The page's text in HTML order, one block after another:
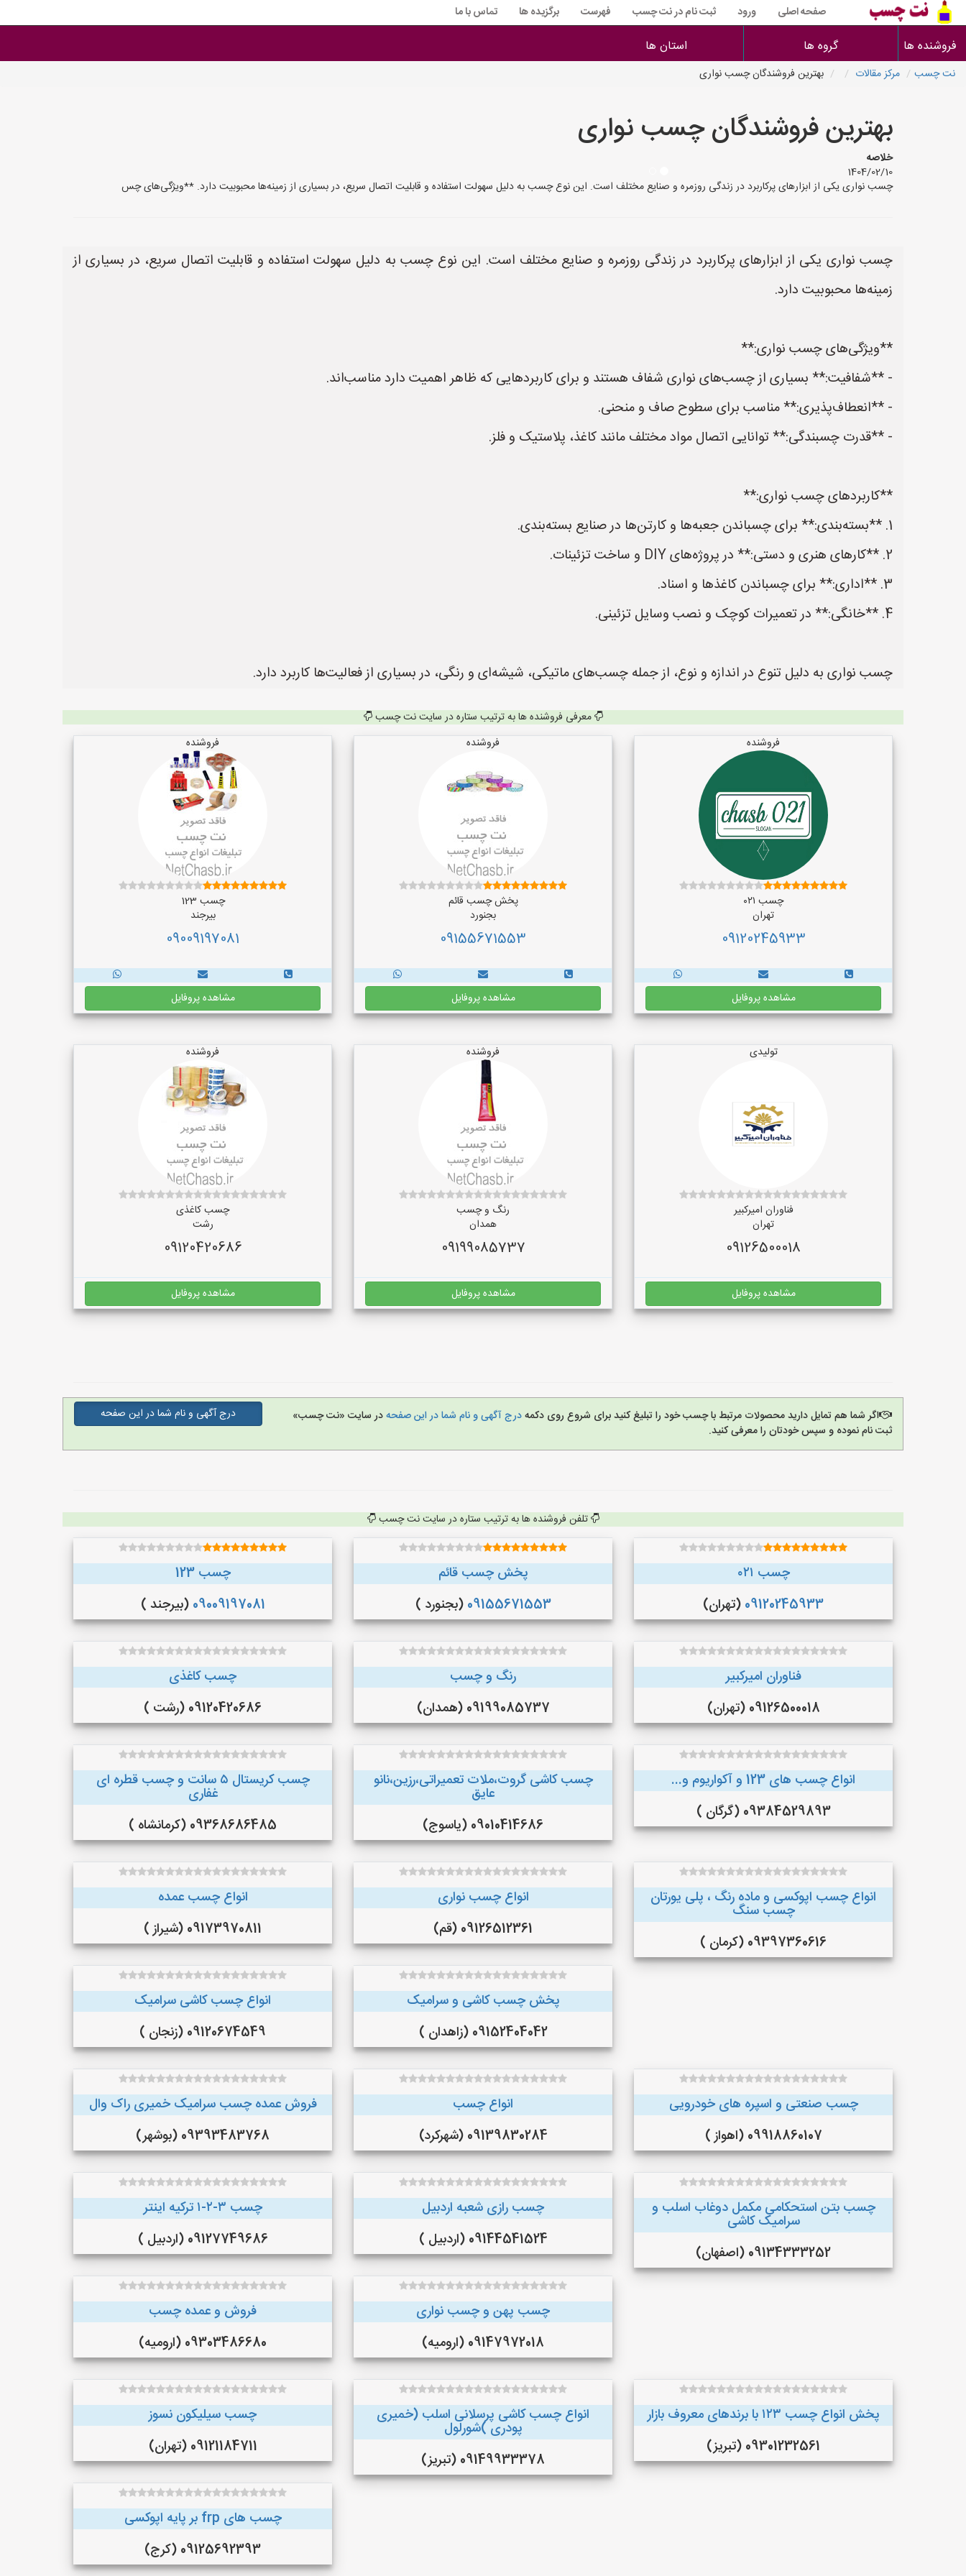
صفحه اصلی ورود ثبت نام در نت چسب فهرست برگزیده ها تماس با ما
فروشنده ها گروه ها استان ها
نت چسب مرکز مقالات بهترین فروشندگان چسب نواری
بهترین فروشندگان چسب نواری
خلاصه
1404/02/10
چسب نواری یکی از ابزارهای پرکاربرد در زندگی روزمره و صنایع مختلف است. این نوع چسب به دلیل سهولت استفاده و قابلیت اتصال سریع، در بسیاری از زمینه‌ها محبوبیت دارد. **ویژگی‌های چس
چسب نواری یکی از ابزارهای پرکاربرد در زندگی روزمره و صنایع مختلف است. این نوع چسب به دلیل سهولت استفاده و قابلیت اتصال سریع، در بسیاری از
زمینه‌ها محبوبیت دارد.
**ویژگی‌های چسب نواری:**
- **شفافیت:** بسیاری از چسب‌های نواری شفاف هستند و برای کاربردهایی که ظاهر اهمیت دارد مناسب‌اند.
- **انعطاف‌پذیری:** مناسب برای سطوح صاف و منحنی.
- **قدرت چسبندگی:** توانایی اتصال مواد مختلف مانند کاغذ، پلاستیک و فلز.
**کاربردهای چسب نواری:**
1. **بسته‌بندی:** برای چسباندن جعبه‌ها و کارتن‌ها در صنایع بسته‌بندی.
2. **کارهای هنری و دستی:** در پروژه‌های DIY و ساخت تزئینات.
3. **اداری:** برای چسباندن کاغذها و اسناد.
4. **خانگی:** در تعمیرات کوچک و نصب وسایل تزئینی.
چسب نواری به دلیل تنوع در اندازه و نوع، از جمله چسب‌های ماتیکی، شیشه‌ای و رنگی، در بسیاری از فعالیت‌ها کاربرد دارد.
معرفی فروشنده ها به ترتیب ستاره در سایت نت چسب
فروشنده
چسب ۰۲۱
تهران
09120245933
مشاهده پروفایل
فروشنده
پخش چسب قائم
بجنورد
09155671553
مشاهده پروفایل
فروشنده
چسب 123
بیرجند
09009197081
مشاهده پروفایل
تولیدی
فناوران امیرکبیر
تهران
09126500018
مشاهده پروفایل
فروشنده
رنگ و چسب
همدان
09199085737
مشاهده پروفایل
فروشنده
چسب کاغذی
رشت
09120420686
مشاهده پروفایل
اگر شما هم تمایل دارید محصولات مرتبط با چسب خود را تبلیغ کنید برای شروع روی دکمهدرج آگهی و نام شما در این صفحهدر سایت «نت چسب»
ثبت نام نموده و سپس خودتان را معرفی کنید.
درج آگهی و نام شما در این صفحه
تلفن فروشنده ها به ترتیب ستاره در سایت نت چسب
چسب ۰۲۱
09120245933 (تهران)
پخش چسب قائم
09155671553 (بجنورد )
چسب 123
09009197081 (بیرجند )
فناوران امیرکبیر
09126500018 (تهران)
رنگ و چسب
09199085737 (همدان)
چسب کاغذی
09120420686 (رشت )
انواع چسب های 123 و آکواریوم و...
09384529893 (گرگان )
چسب کاشی گروت،ملات تعمیراتی،رزین،نانو
عایق
09010414686 (یاسوج)
چسب کریستال ۵ سانت و چسب قطره ای
غفاری
09368686485 (کرمانشاه )
انواع چسب اپوکسی و ماده رنگ ، پلی یورتان
چسب سنگ
09397360616 (کرمان )
انواع چسب نواری
09126512361 (قم)
انواع چسب عمده
09173970811 (شیراز )
پخش چسب کاشی و سرامیک
09152404042 (زاهدان )
انواع چسب کاشی سرامیک
09120674549 (زنجان )
چسب صنعتی و اسپره های خودرویی
09918860107 (اهواز )
انواع چسب
09139830284 (شهرکرد)
فروش عمده چسب سرامیک خمیری راک وال
09393483768 (بوشهر)
چسب بتن استحکامی مکمل دوغاب اسلب و
سرامیک کاشی
09134333252 (اصفهان)
چسب رازی شعبه اردبیل
09144541524 (اردبیل )
چسب ۳-۲-۱ ترکیه اینتر
09127749686 (اردبیل )
چسب پهن و چسب نواری
09147972018 (ارومیه)
فروش و عمده چسب
09303486680 (ارومیه)
پخش انواع چسب ۱۲۳ با برندهای معروف بازار
09301232561 (تبریز)
انواع چسب کاشی پرسلانی اسلب (خمیری
پودری )شورلول
09149933378 (تبریز)
چسب سیلیکون نسوز
09121184711 (تهران)
چسب های frp بر پایه اپوکسی
09125692393 (کرج)